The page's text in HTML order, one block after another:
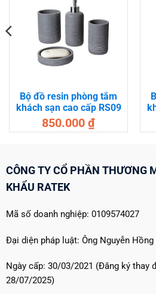
Bộ đồ resin phòng tắm
khách sạn cao cấp RS09
850.000 ₫
CÔNG TY CỔ PHẦN THƯƠNG
KHẨU RATEK
Mã số doanh nghiệp: 0109574027
Đại diện pháp luật: Ông Nguyễn
Ngày cấp: 30/03/2021 (Đăng ký thay
28/07/2025)